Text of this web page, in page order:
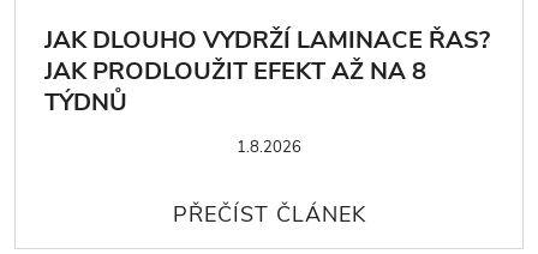
JAK DLOUHO VYDRŽÍ LAMINACE ŘAS?
JAK PRODLOUŽIT EFEKT AŽ NA 8
TÝDNŮ
1.8.2026